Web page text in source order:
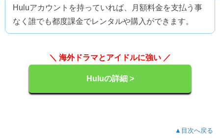
Huluアカウントを持っていれば、月額料金を支払う事
なく誰でも都度課金でレンタルや購入ができます。
＼ 海外ドラマとアイドルに強い ／
Huluの詳細 >
▲目次へ戻る